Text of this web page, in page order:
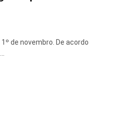
de novembro. De acordo